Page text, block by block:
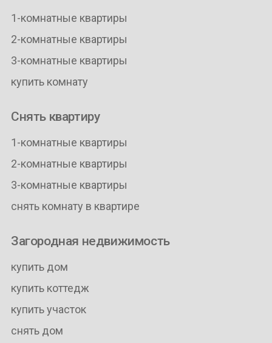
1-комнатные квартиры
2-комнатные квартиры
3-комнатные квартиры
купить комнату
Снять квартиру
1-комнатные квартиры
2-комнатные квартиры
3-комнатные квартиры
снять комнату в квартире
Загородная недвижимость
купить дом
купить коттедж
купить участок
снять дом